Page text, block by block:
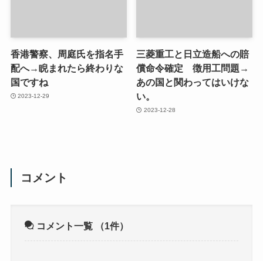
香港警察、周庭氏を指名手
配へ→睨まれたら終わりな
国ですね
2023-12-29
三菱重工と日立造船への賠
償命令確定 徴用工問題→
あの国と関わってはいけな
い。
2023-12-28
コメント
コメント一覧 （1件）